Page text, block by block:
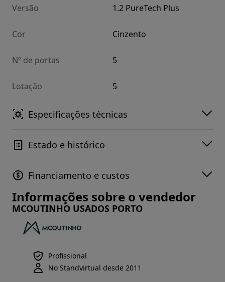
Versão 1.2 PureTech Plus
Cor Cinzento
Nº de portas 5
Lotação 5
Especificações técnicas
Estado e histórico
Financiamento e custos
Informações sobre o vendedor
MCOUTINHO USADOS PORTO
Profissional
No Standvirtual desde 2011